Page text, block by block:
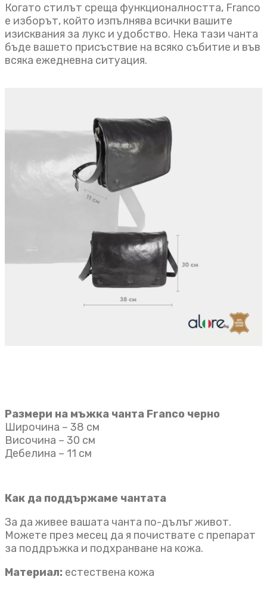
Когато стилът среща функционалността, Franco
е изборът, който изпълнява всички вашите
изисквания за лукс и удобство. Нека тази чанта
бъде вашето присъствие на всяко събитие и във
всяка ежедневна ситуация.
Размери на мъжка чанта Franco черно
Широчина – 38 см
Височина – 30 см
Дебелина – 11 см
Как да поддържаме чантата
За да живее вашата чанта по-дълъг живот.
Можете през месец да я почиствате с препарат
за поддръжка и подхранване на кожа.
Материал: естествена кожа